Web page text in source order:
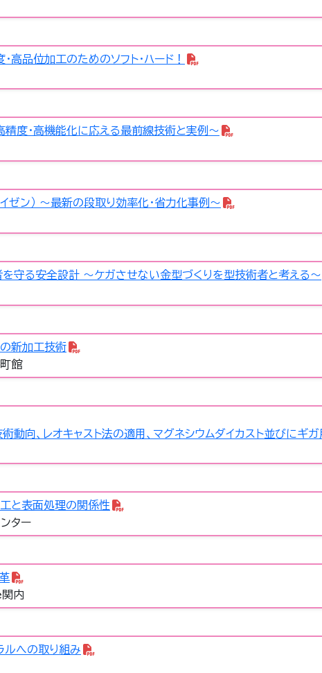
高品位加工のためのソフト・ハード！
度・高機能化に応える最前線技術と実例～
ン） ～最新の段取り効率化・省力化事例～
守る安全設計 ～ケガさせない金型づくりを型技術者と考える～
新加工技術
館
術動向、レオキャスト法の適用、マグネシウムダイカスト並びに
と表面処理の関係性
ター
内
ルへの取り組み